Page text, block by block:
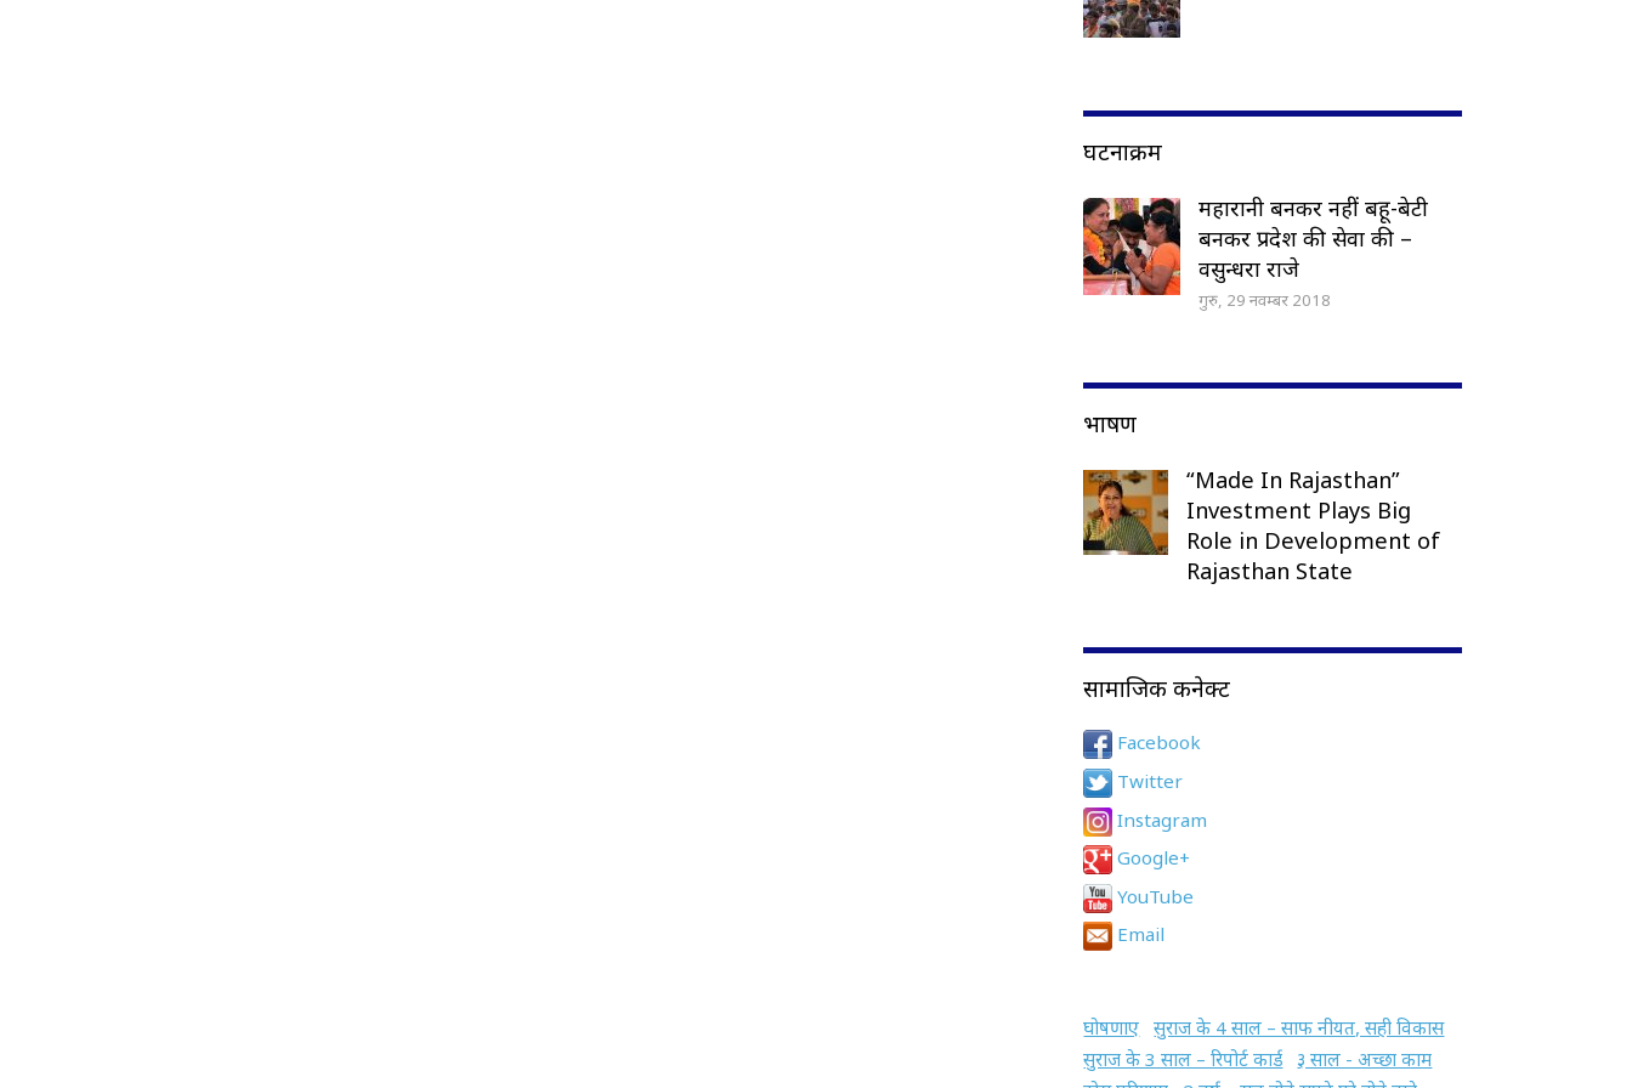
घटनाक्रम
महारानी बनकर नहीं बहू-बेटी
बनकर प्रदेश की सेवा की –
वसुन्धरा राजे
गुरु, 29 नवम्बर 2018
भाषण
“Made In Rajasthan”
Investment Plays Big
Role in Development of
Rajasthan State
सामाजिक कनेक्ट
Facebook
Twitter
Instagram
Google+
YouTube
Email
घोषणाए
सुराज के 4 साल – साफ नीयत, सही विकास
सुराज के 3 साल – रिपोर्ट कार्ड
३ साल - अच्छा काम